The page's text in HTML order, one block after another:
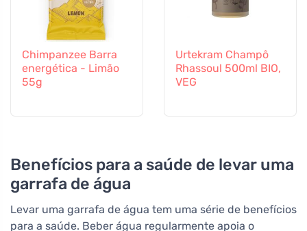
Chimpanzee Barra
energética - Limão
55g
Urtekram Champô
Rhassoul 500ml BIO,
VEG
Benefícios para a saúde de levar uma
garrafa de água
Levar uma garrafa de água tem uma série de benefícios
para a saúde. Beber água regularmente apoia o